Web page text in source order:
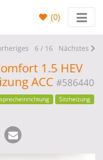
(0)
6 / 16 Nächstes
1.5 HEV
ACC #586440
Sitzheizung